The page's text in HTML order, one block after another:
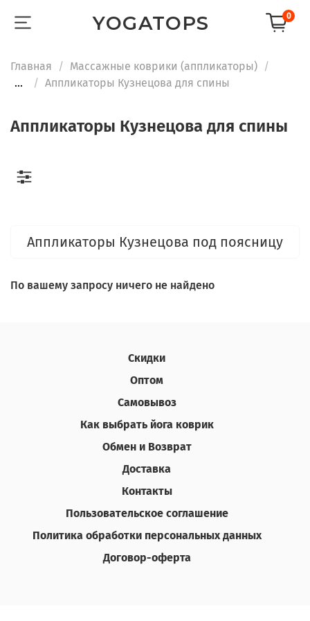
YOGATOPS 0
Главная
Массажные коврики (аппликаторы)
...
Аппликаторы Кузнецова для спины
Аппликаторы Кузнецова для спины
Аппликаторы Кузнецова под поясницу
По вашему запросу ничего не найдено
Скидки
Оптом
Самовывоз
Как выбрать йога коврик
Обмен и Возврат
Доставка
Контакты
Пользовательское соглашение
Политика обработки персональных данных
Договор-оферта